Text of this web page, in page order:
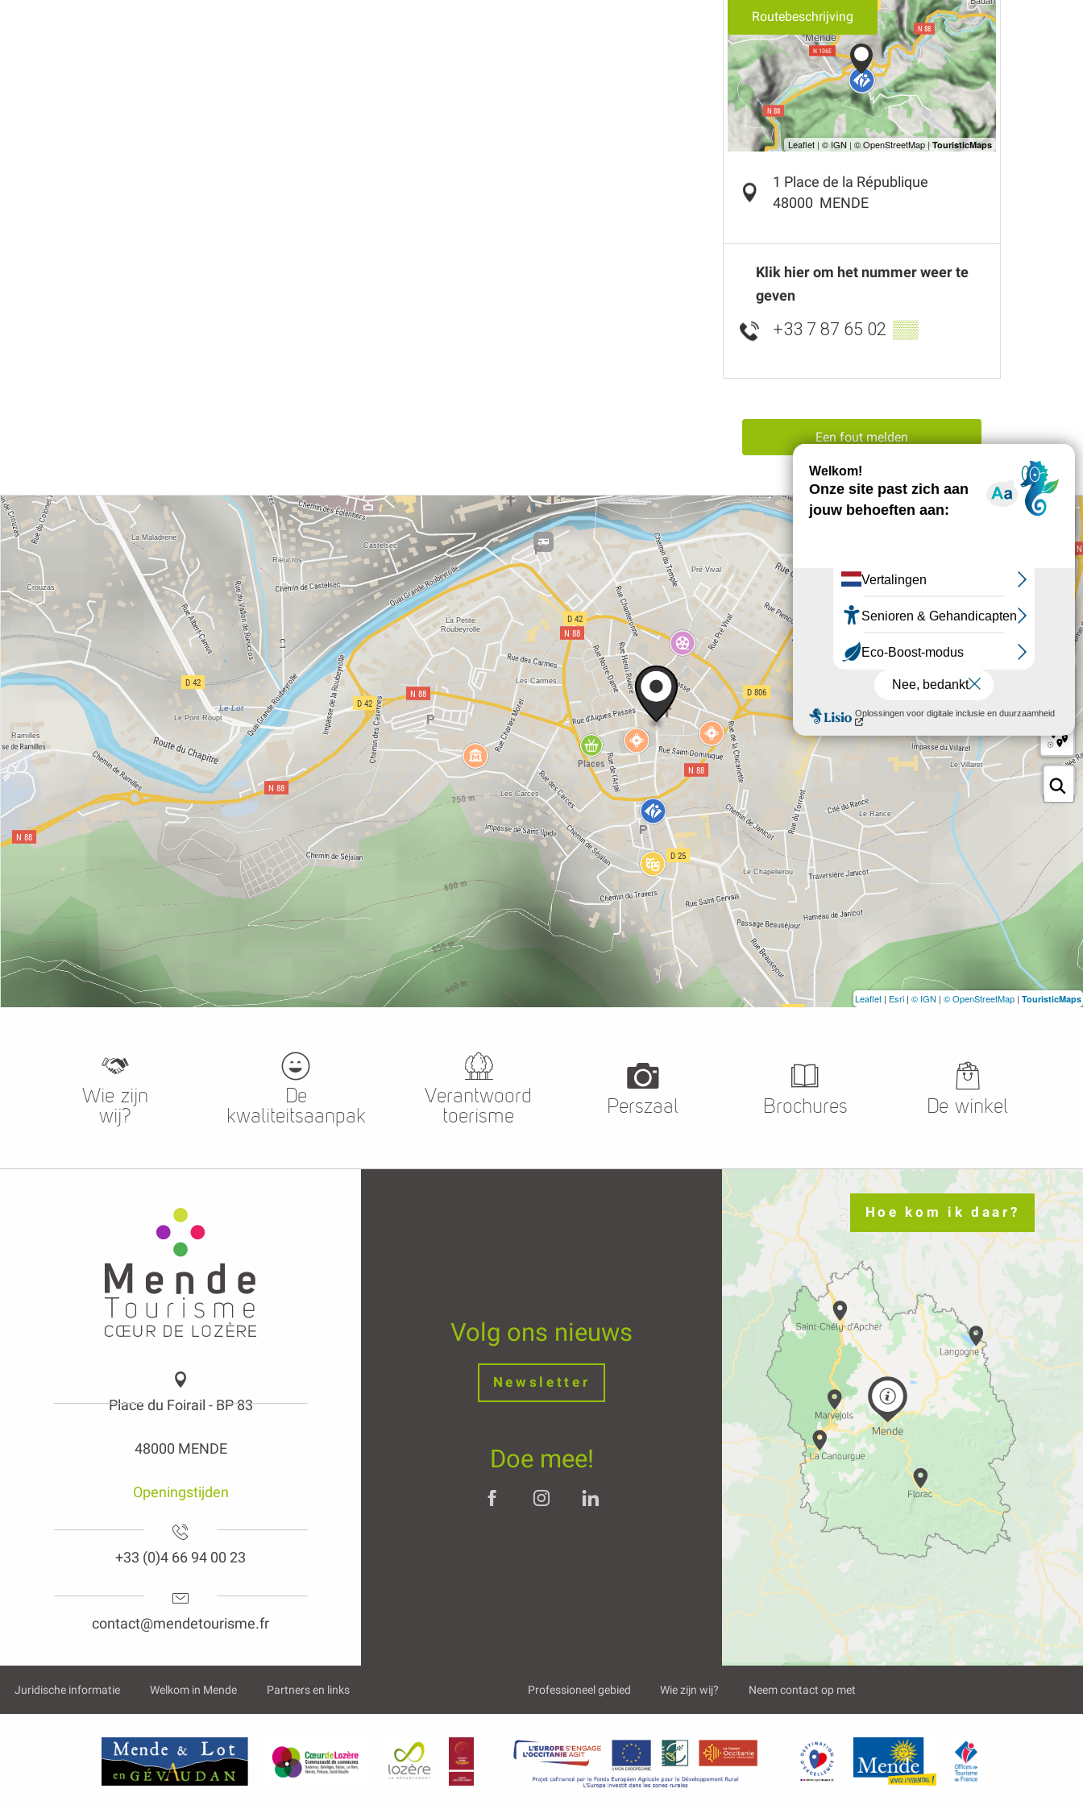
Routebeschrijving
1 Place de la République
48000 MENDE
Klik hier om het nummer weer te
geven
+33 7 87 65 02 ▒▒
Een fout melden
Leaflet | Esri | © IGN | © OpenStreetMap | TouristicMaps
Wie zijn
wij?
De
kwaliteitsaanpak
Verantwoord
toerisme
Perszaal Brochures De winkel
Place du Foirail - BP 83
48000 MENDE
Openingstijden
+33 (0)4 66 94 00 23
contact@mendetourisme.fr
Volg ons nieuws
Newsletter
Doe mee!
Hoe kom ik daar?
Juridische informatie Welkom in Mende Partners en links Professioneel gebied Wie zijn wij? Neem contact op met